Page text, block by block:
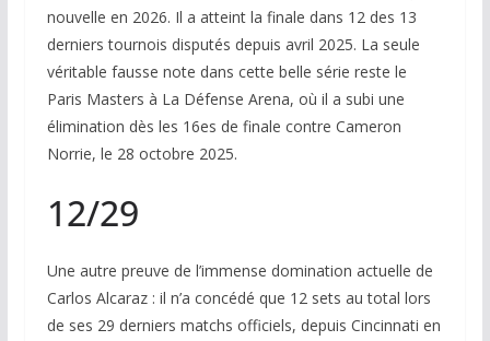
nouvelle en 2026. Il a atteint la finale dans 12 des 13
derniers tournois disputés depuis avril 2025. La seule
véritable fausse note dans cette belle série reste le
Paris Masters à La Défense Arena, où il a subi une
élimination dès les 16es de finale contre Cameron
Norrie, le 28 octobre 2025.
12/29
Une autre preuve de l’immense domination actuelle de
Carlos Alcaraz : il n’a concédé que 12 sets au total lors
de ses 29 derniers matchs officiels, depuis Cincinnati en